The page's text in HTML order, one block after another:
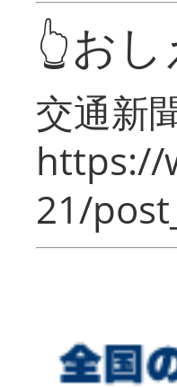
👆お
交通新
https://
21/